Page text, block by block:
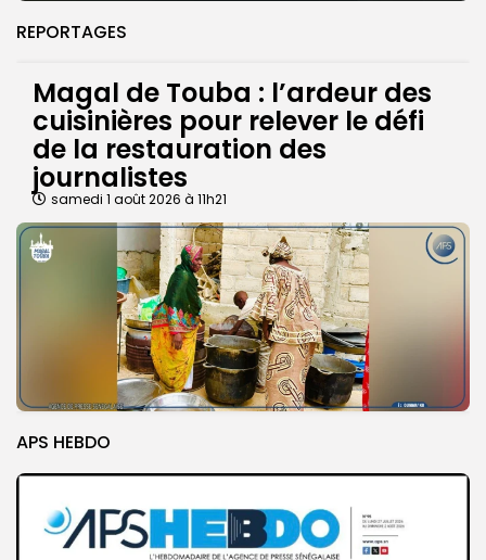
REPORTAGES
Magal de Touba : l’ardeur des
cuisinières pour relever le défi
de la restauration des
journalistes
samedi 1 août 2026 à 11h21
APS HEBDO